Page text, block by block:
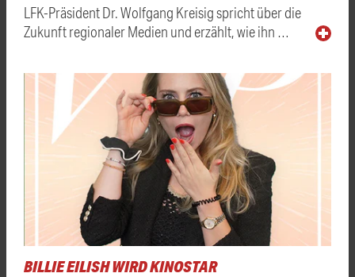
LFK-Präsident Dr. Wolfgang Kreisig spricht über die
Zukunft regionaler Medien und erzählt, wie ihn …
BILLIE EILISH WIRD KINOSTAR